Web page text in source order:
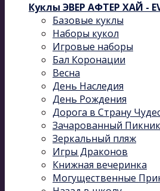
Куклы ЭВЕР АФТЕР ХАЙ -
Базовые куклы
Наборы кукол
Игровые наборы
Бал Коронации
Весна
День Наследия
День Рождения
Дорога в Страну
Зачарованный Пикник
Зеркальный пляж
Игры Драконов
Книжная вечеринка
Могущественные